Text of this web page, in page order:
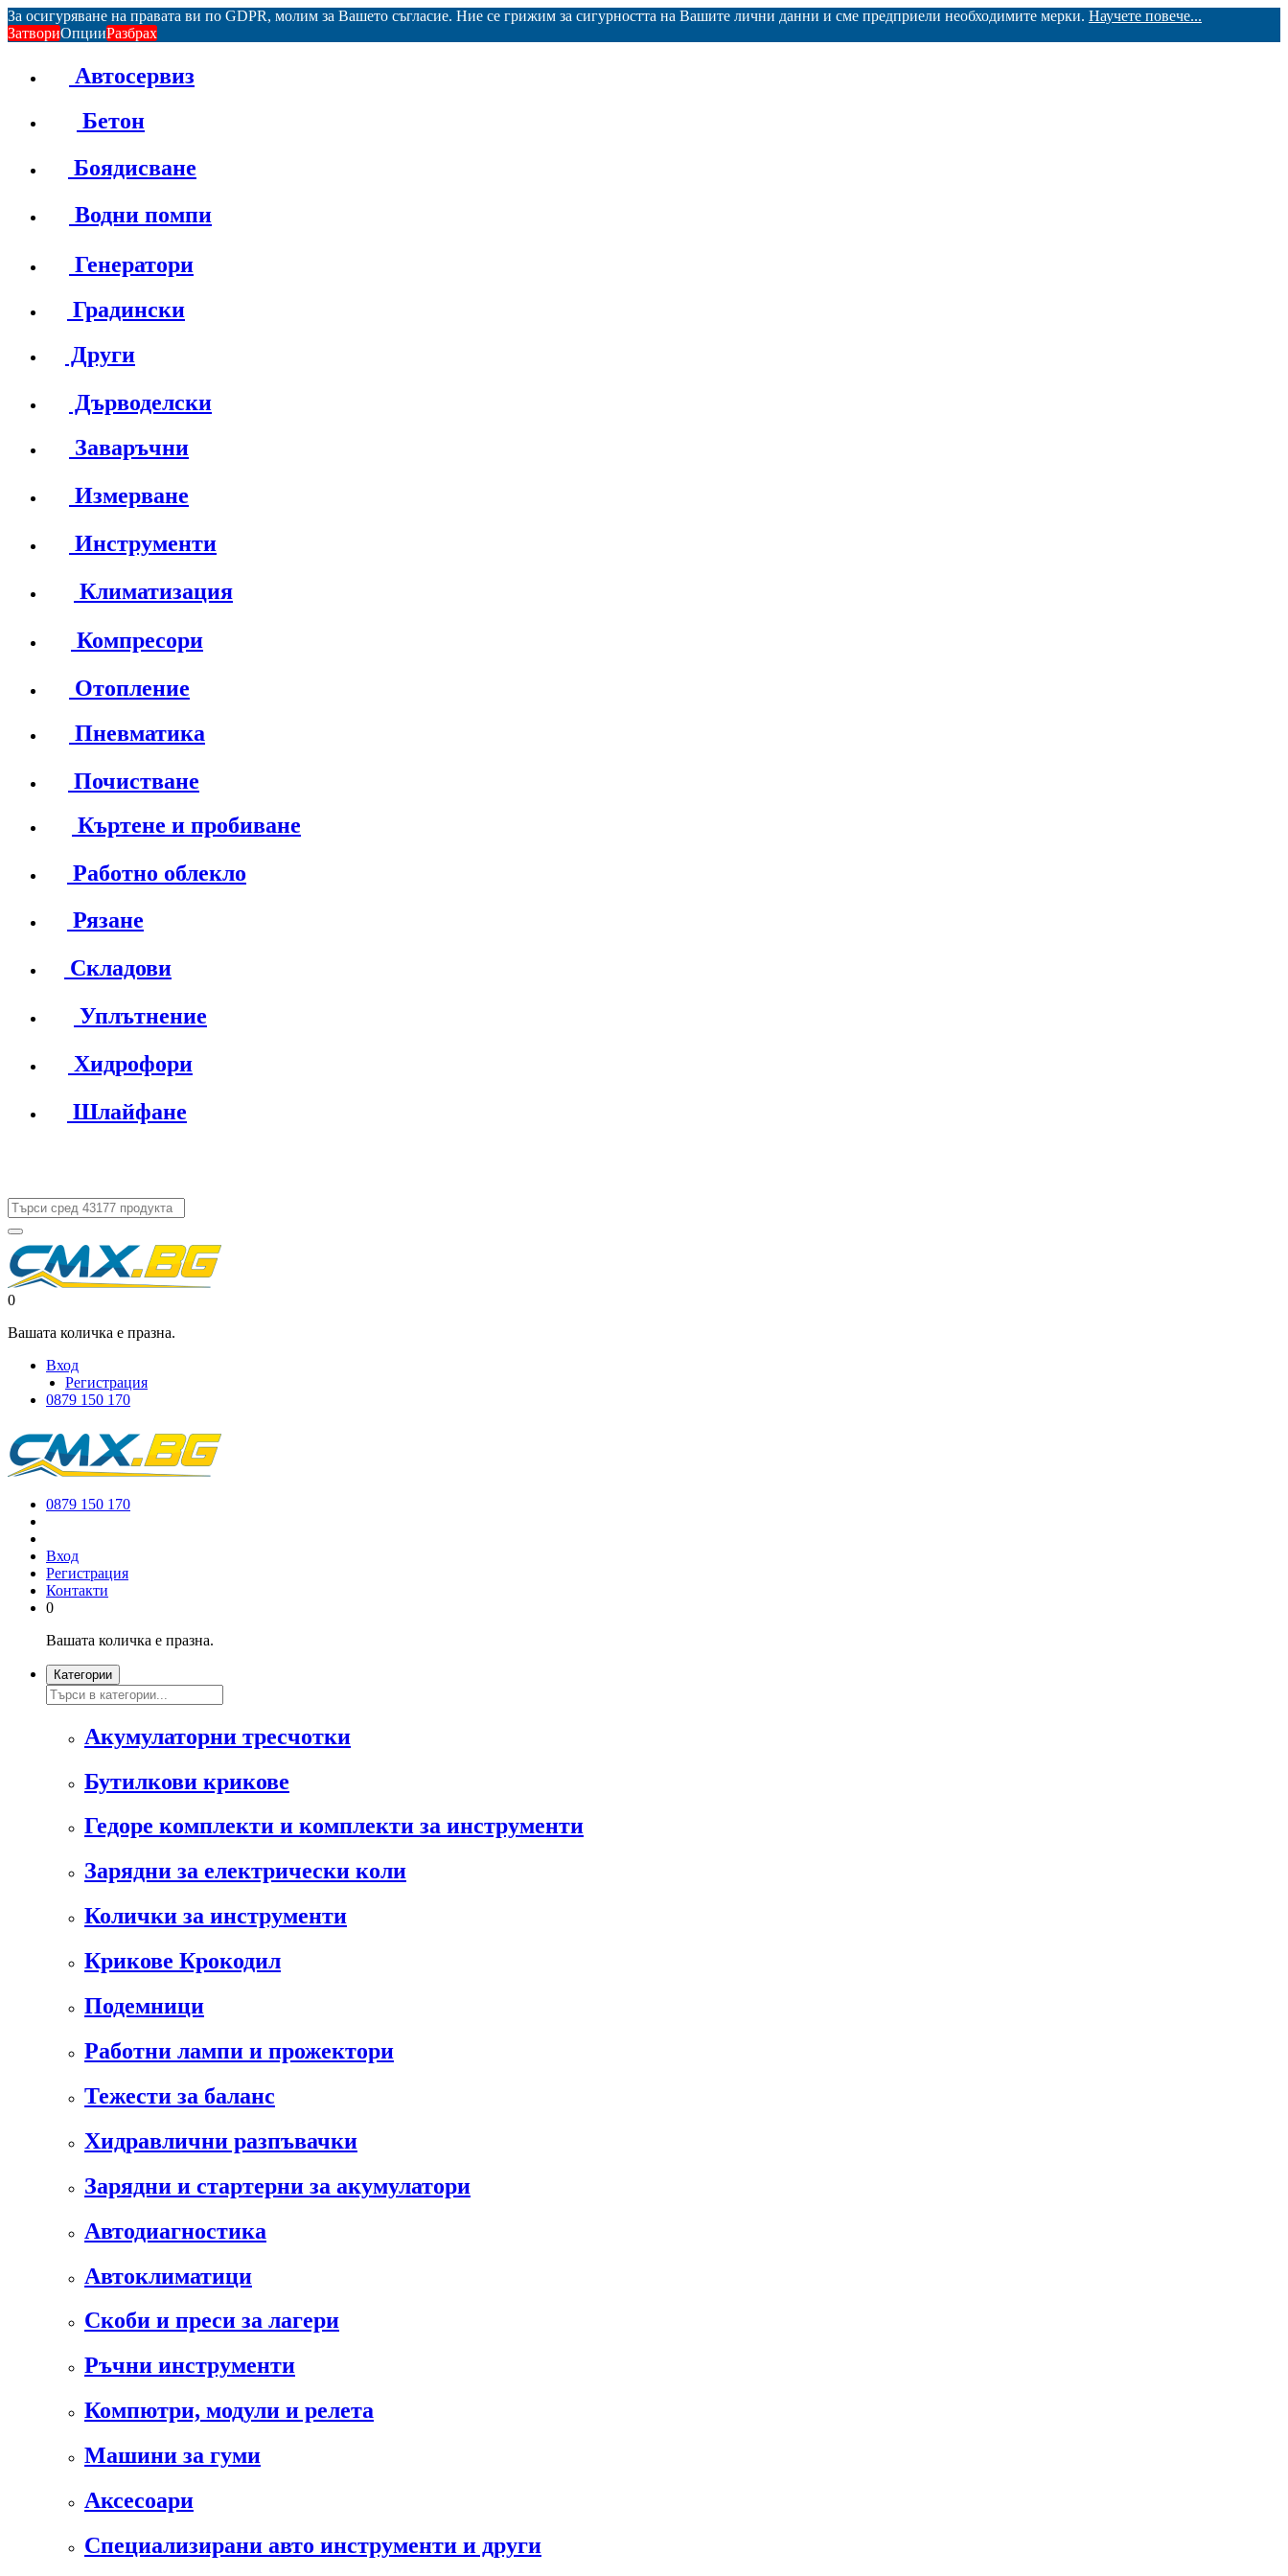
За осигуряване на правата ви по GDPR, молим за Вашето съгласие. Ние се грижим за сигурността на Вашите лични данни и сме предприели необходимите мерки. Научете повече...
ЗатвориОпцииРазбрах
Автосервиз
Бетон
Боядисване
Водни помпи
Генератори
Градински
Други
Дърводелски
Заваръчни
Измерване
Инструменти
Климатизация
Компресори
Отопление
Пневматика
Почистване
Къртене и пробиване
Работно облекло
Рязане
Складови
Уплътнение
Хидрофори
Шлайфане
0
Вашата количка е празна.
Вход
Регистрация
0879 150 170
0879 150 170
Вход
Регистрация
Контакти
0
Вашата количка е празна.
Категории
Акумулаторни тресчотки
Бутилкови крикове
Гедоре комплекти и комплекти за инструменти
Зарядни за електрически коли
Колички за инструменти
Крикове Крокодил
Подемници
Работни лампи и прожектори
Тежести за баланс
Хидравлични разпъвачки
Зарядни и стартерни за акумулатори
Автодиагностика
Автоклиматици
Скоби и преси за лагери
Ръчни инструменти
Компютри, модули и релета
Машини за гуми
Аксесоари
Специализирани авто инструменти и други